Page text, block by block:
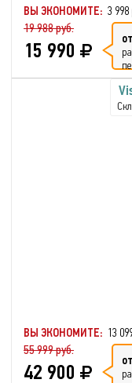
ВЫ ЭКОНОМИТЕ: 3 998
19 988 руб.
15 990
ВЫ ЭКОНОМИТЕ: 13
55 999 руб.
42 900